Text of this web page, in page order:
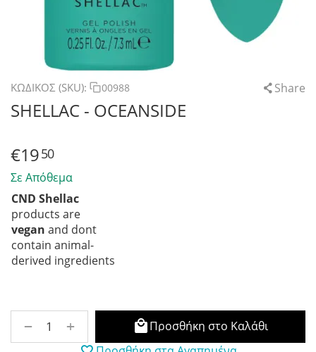
ΚΩΔΙΚΟΣ (SKU): 00988 Share
SHELLAC - OCEANSIDE
€1950
Σε Απόθεμα
CND Shellac
products are
vegan and dont
contain animal-
derived ingredients
+
−
Προσθήκη στο Καλάθι